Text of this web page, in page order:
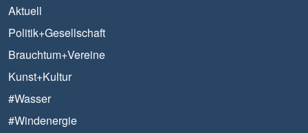
Aktuell
Politik+Gesellschaft
Brauchtum+Vereine
Kunst+Kultur
#Wasser
#Windenergie